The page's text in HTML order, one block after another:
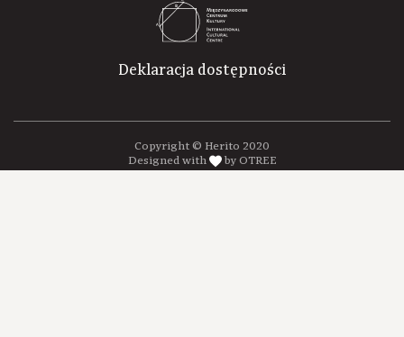
Deklaracja dostępności
Copyright © Herito 2020
Designed with
by OTREE